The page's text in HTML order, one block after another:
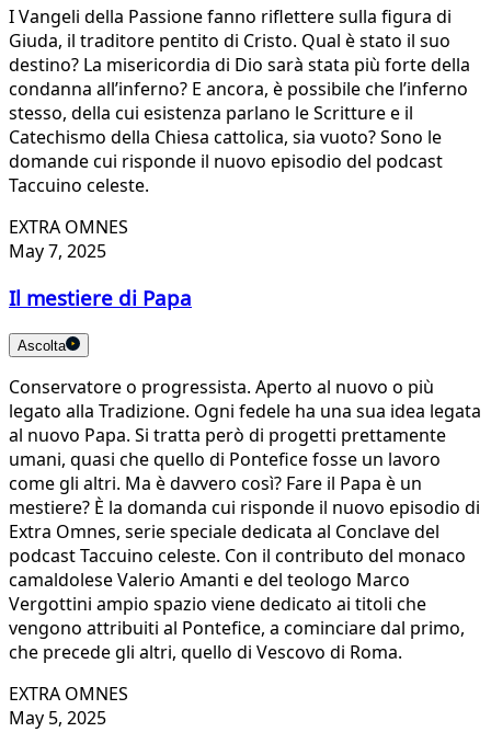
I Vangeli della Passione fanno riflettere sulla figura di
Giuda, il traditore pentito di Cristo. Qual è stato il suo
destino? La misericordia di Dio sarà stata più forte della
condanna all’inferno? E ancora, è possibile che l’inferno
stesso, della cui esistenza parlano le Scritture e il
Catechismo della Chiesa cattolica, sia vuoto? Sono le
domande cui risponde il nuovo episodio del podcast
Taccuino celeste.
EXTRA OMNES
May 7, 2025
Il mestiere di Papa
Ascolta
Conservatore o progressista. Aperto al nuovo o più
legato alla Tradizione. Ogni fedele ha una sua idea legata
al nuovo Papa. Si tratta però di progetti prettamente
umani, quasi che quello di Pontefice fosse un lavoro
come gli altri. Ma è davvero così? Fare il Papa è un
mestiere? È la domanda cui risponde il nuovo episodio di
Extra Omnes, serie speciale dedicata al Conclave del
podcast Taccuino celeste. Con il contributo del monaco
camaldolese Valerio Amanti e del teologo Marco
Vergottini ampio spazio viene dedicato ai titoli che
vengono attribuiti al Pontefice, a cominciare dal primo,
che precede gli altri, quello di Vescovo di Roma.
EXTRA OMNES
May 5, 2025